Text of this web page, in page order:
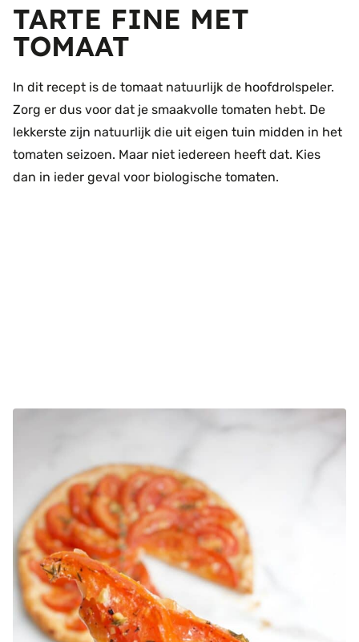
TARTE FINE MET
TOMAAT
In dit recept is de tomaat natuurlijk de hoofdrolspeler.
Zorg er dus voor dat je smaakvolle tomaten hebt. De
lekkerste zijn natuurlijk die uit eigen tuin midden in het
tomaten seizoen. Maar niet iedereen heeft dat. Kies
dan in ieder geval voor biologische tomaten.